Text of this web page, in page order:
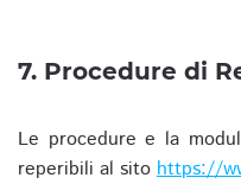
7. Procedure di
Le procedure e la
reperibili al sito https://